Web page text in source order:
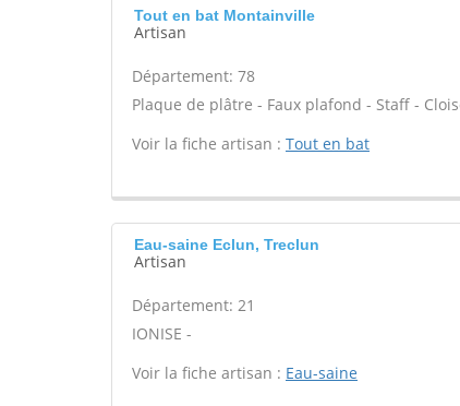
Tout en bat Montainville
Artisan
Département: 78
Plaque de plâtre - Faux plafond - Staff -
Voir la fiche artisan : Tout en bat
Eau-saine Eclun, Treclun
Artisan
Département: 21
IONISE -
Voir la fiche artisan : Eau-saine